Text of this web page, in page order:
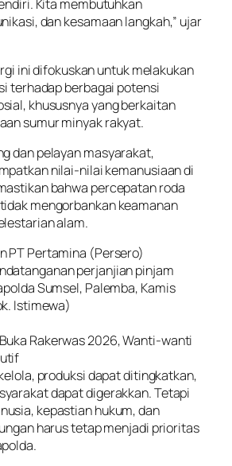
Kita membutuhkan
dan kesamaan langkah,” ujar
ini difokuskan untuk melakukan
terhadap berbagai potensi
khususnya yang berkaitan
sumur minyak rakyat.
dan pelayan masyarakat,
nilai-nilai kemanusiaan di
bahwa percepatan roda
mengorbankan keamanan
alam.
PT Pertamina (Persero)
perjanjian pinjam
Sumsel, Palemba, Kamis
Istimewa)
Rakerwas 2026, Wanti-wanti
produksi dapat ditingkatkan,
dapat digerakkan. Tetapi
kepastian hukum, dan
harus tetap menjadi prioritas